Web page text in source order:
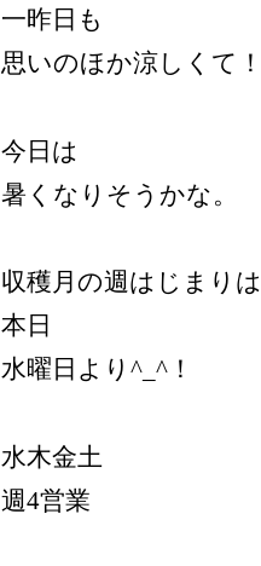
一昨日も
思いのほか涼しくて！
今日は
暑くなりそうかな。
収穫月の週はじまりは
本日
水曜日より^_^！
水木金土
週4営業